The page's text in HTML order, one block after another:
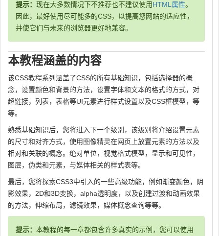
提示： 现在大多数情况下不推荐也不建议使用HTML属性。
因此，最好使用尽可能多的CSS，以提高您网站的适应性，
并使它们与未来的浏览器更好地兼容。
本教程涵盖的内容
该CSS教程系列涵盖了CSS的所有基础知识，包括选择器的概
念，设置颜色和背景的方法，设置字体和文本的格式的方式，对
超链接，列表，表格等UI元素进行样式设置以及CSS框模型，等
等。
熟悉基础知识后，您将进入下一个级别，该级别将介绍设置元素
的尺寸和对齐方式，使用图像精灵在网页上放置元素的方法以及
相对和关联的概念。绝对单位，视觉格式模型，显示和可见性，
图层，伪类和元素，与媒体相关的样式表等。
最后，您将探索CSS3中引入的一些高级功能，例如渐变颜色，阴
影效果，2D和3D变换，alpha透明度，以及创建过渡和动画效果
的方法，伸缩布局，滤镜效果，媒体概念查询等等。
提示： 本教程的每一章都包含许多真实的示例，您可以使用